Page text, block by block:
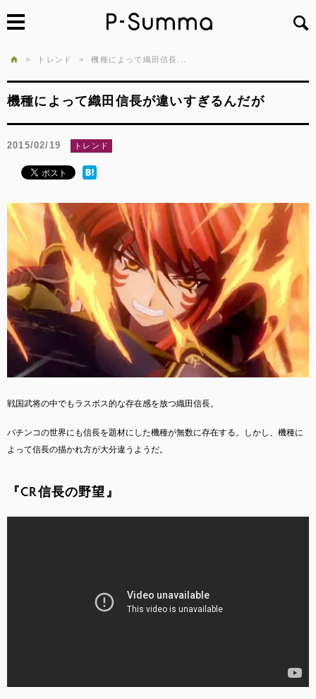
> トレンド > 機種によって織田信長...
機種によって織田信長が違いすぎるんだが
2015/02/19 トレンド
戦国武将の中でもラスボス的な存在感を放つ織田信長。
パチンコの世界にも信長を題材にした機種が無数に存在する。しかし、機種に
よって信長の描かれ方が大分違うようだ。
『CR信長の野望』